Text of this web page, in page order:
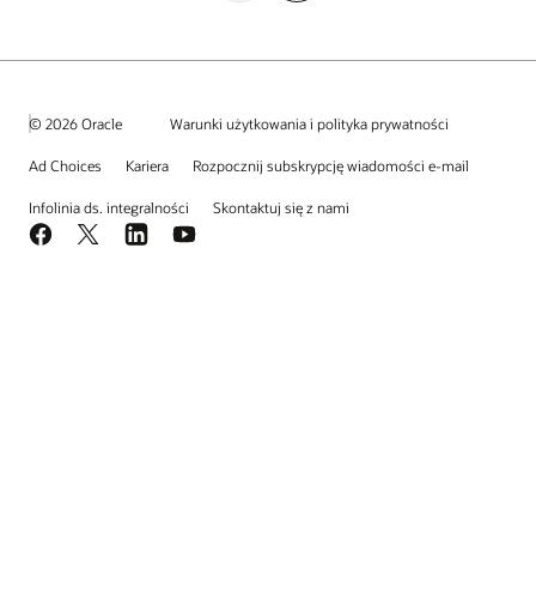
© 2026 Oracle Warunki użytkowania i polityka prywatności
Ad Choices Kariera Rozpocznij subskrypcję wiadomości e-mail
Infolinia ds. integralności Skontaktuj się z nami
Facebook
X LinkedInYouTube